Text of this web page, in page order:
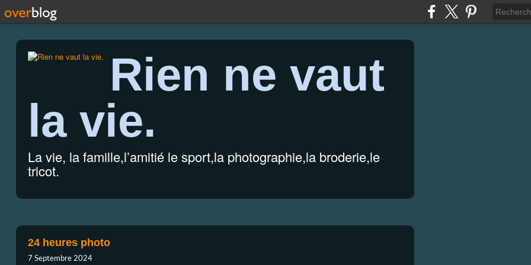
Rien ne vaut
la vie.
La vie, la famille,l’amitié le sport,la photographie,la broderie,le
tricot.
24 heures photo
7 Septembre 2024